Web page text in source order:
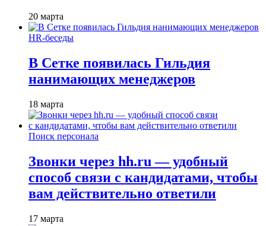
20 марта
HR-беседы
В Сетке появилась Гильдия
нанимающих менеджеров
18 марта
Поиск персонала
Звонки через hh.ru — удобный
способ связи с кандидатами, чтобы
вам действительно ответили
17 марта